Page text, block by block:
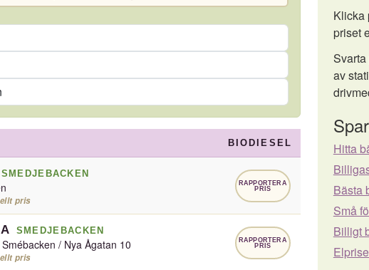
BIODIESEL
SMEDJEBACKEN
pris
RAPPORTERA
PRIS
SMEDJEBACKEN
/ Nya Ågatan 10
pris
RAPPORTERA
PRIS
Klicka
priset
av
Hitta
Bästa
Små
Billigt